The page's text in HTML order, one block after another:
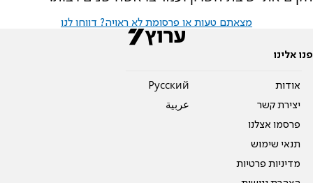
מצאתם טעות או פרסומת לא ראויה? דווחו לנו
פנו אלינו
אודות
יצירת קשר
פרסמו אצלנו
תנאי שימוש
מדיניות פרטיות
Pусский
عربية